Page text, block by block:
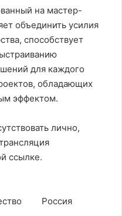
на мастер-
объединить усилия
способствует
для каждого
обладающих
эффектом.
лично,
ссылке.
Россия